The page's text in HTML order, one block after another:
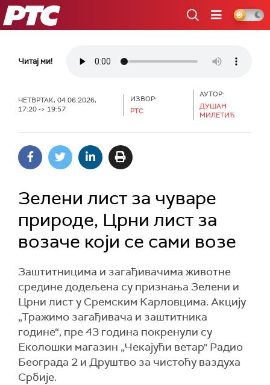
РТС
Читај ми!
ЧЕТВРТАК, 04.06.2026,
17:20 -> 19:57
ИЗВОР:
РТС
АУТОР:
ДУШАН
МИЛЕТИЋ
Зелени лист за чуваре
природе, Црни лист за
возаче који се сами возе
Заштитницима и загађивачима животне
средине додељена су признања Зелени и
Црни лист у Сремским Карловцима. Акцију
„Тражимо загађивача и заштитника
године“, пре 43 година покренули су
Еколошки магазин „Чекајући ветар" Радио
Београда 2 и Друштво за чистоћу ваздуха
Србије.